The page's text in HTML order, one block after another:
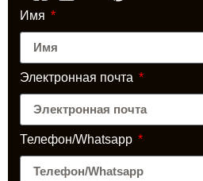
Имя
Электронная почта
Телефон/Whatsapp